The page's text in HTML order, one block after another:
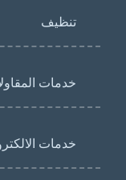
تنظيف
خدمات
خدمات